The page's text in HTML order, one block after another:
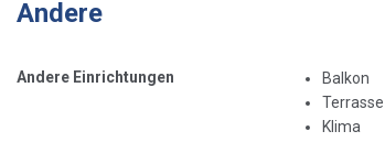
Andere
Andere Einrichtungen
Balkon
Terrasse
Klima